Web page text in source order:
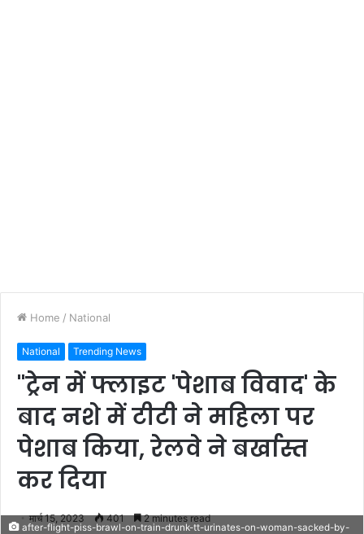
Home / National
National Trending News
"ट्रेन में फ्लाइट 'पेशाब विवाद' के
बाद नशे में टीटी ने महिला पर
पेशाब किया, रेलवे ने बर्खास्त
कर दिया
मार्च 15, 2023 401 2 minutes read
after-flight-piss-brawl-on-train-drunk-tt-urinates-on-woman-sacked-by-